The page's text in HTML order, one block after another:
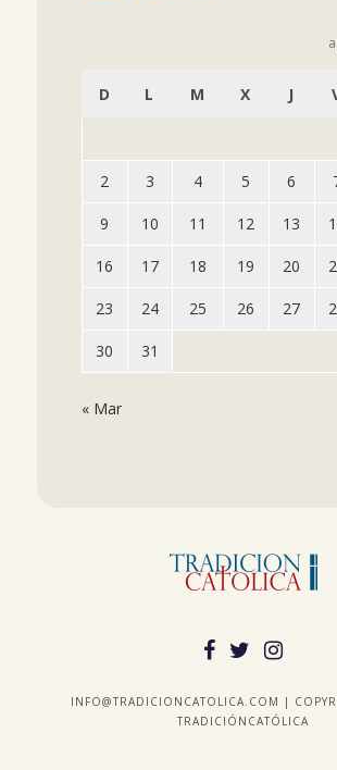
D L M X J
2 3 4 5 6
9 10 11 12 13
16 17 18 19 20
23 24 25 26 27
30 31
« Mar
INFO@TRADICIONCATOLICA.COM |
TRADICIÓNCATÓLICA